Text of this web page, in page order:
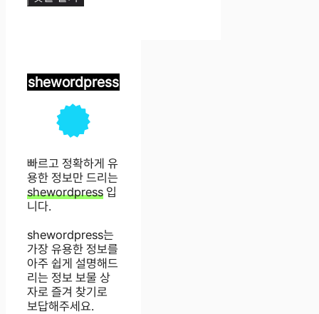
shewordpress
빠르고 정확하게 유
용한 정보만 드리는
shewordpress 입
니다.
shewordpress는
가장 유용한 정보를
아주 쉽게 설명해드
리는 정보 보물 상
자로 즐겨 찾기로
보답해주세요.